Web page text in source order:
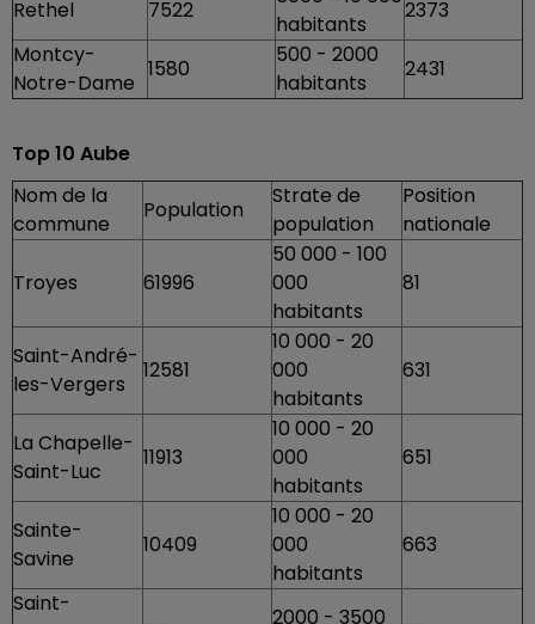
Rethel 7522
habitants
2373
Montcy-
Notre-Dame
1580
500 - 2000
habitants
2431
Top 10 Aube
Nom de la
commune
Population
Strate de
population
Position
nationale
Troyes 61996
50 000 - 100
000
habitants
81
Saint-André-
les-Vergers
12581
10 000 - 20
000
habitants
631
La Chapelle-
Saint-Luc
11913
10 000 - 20
000
habitants
651
Sainte-
Savine
10409
10 000 - 20
000
habitants
663
Saint-
2000 - 3500